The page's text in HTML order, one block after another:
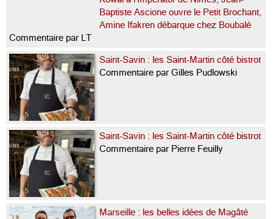
Baptiste Ascione ouvre le Petit Brochant,
Amine Ifakren débarque chez Boubalé
Commentaire par LT
Saint-Savin : les Saint-Martin côté bistrot
Commentaire par Gilles Pudlowski
Saint-Savin : les Saint-Martin côté bistrot
Commentaire par Pierre Feuilly
Marseille : les belles idées de Magâté